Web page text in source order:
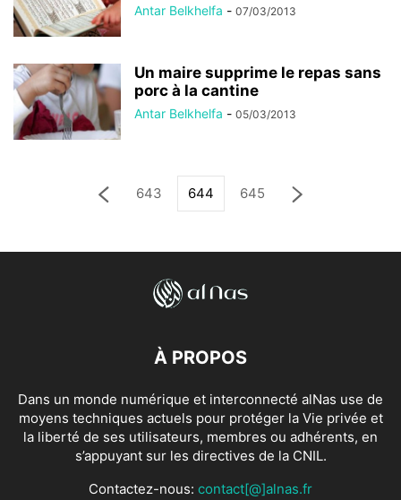
Antar Belkhelfa - 07/03/2013
Un maire supprime le repas sans
porc à la cantine
Antar Belkhelfa - 05/03/2013
643 644 645
À PROPOS
Dans un monde numérique et interconnecté alNas use de
moyens techniques actuels pour protéger la Vie privée et
la liberté de ses utilisateurs, membres ou adhérents, en
s’appuyant sur les directives de la CNIL.
Contactez-nous: contact[@]alnas.fr